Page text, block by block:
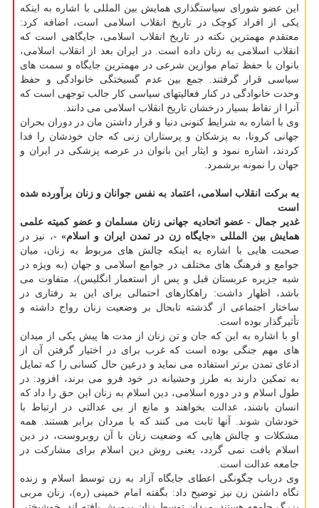
این عضو شورای سیاستگذاری همایش بین المللی با اشاره به اینکه
یکی از افراد کوچک در تاریخ انقلاب اسلامی است، اضافه کرد:
معتقدم مهمترین نکته در تاریخ انقلاب اسلامی، جایگاهی است که
انقلاب اسلامی به زنان داده است. در ایران بعد از انقلاب اسلامی،
بانوان با حفظ تمام موازین شرعی در مهمترین جایگاه و سمت های
سیاسی قرار گرفتند. جمع بین عدم گسیختگی خانوادگی و حفظ
وحدت خانوادگی در کنار فعالیتهای سیاسی کار جالب توجهی است که
آنرا از نقاط بسیار درخشان تاریخ انقلاب اسلامی می دانند.
وی با اشاره به شرایط کنونی دنیا و قرار داشتن مان در دوران بحران
جهانی کرونا، به پزشکان و پرستاران زنی که جان خودشان را فدا
کردند، اشاره نمود و ایثار این بانوان در عرصه پزشکی در ایران و
جهان را نمونه برشمرد.
به برکت انقلاب اسلامی، اعتماد به نفس جوانان و زنان برآورده شده
است
غدیر جمال - عضو اتحادیه جهانی زنان مسلمان و عضو کمیته علمی
همایش بین المللی «جایگاه زن در تمدن ایران و اسلام» -، نیز در
صحبت هایی با اشاره به اینکه چالش های مربوط به زنان، میان
جوامع و فرهنگ های مختلف در جوامع اسلامی و جهان (به ویژه در
شبه جزیره عربستان قبل و پس از استعمار انگلیس)، متفاوت می
باشد، اظهار داشت: راهکارهای احتمالی برای این بد رفتاری در
ساختار اجتماعی از گذشته تابحال بر وضعیت زنان رواج داشته و
تأثیرگذار بوده است.
او با اشاره به این که جان و تن زنان از مدت ها پیش یکی از میدان
های مهم جنگی بوده است که غرب برای در اختیار گرفتن آن از
ادعای تمدن برتر استفاده می نماید و درعین حال کسانی را که تمایل
به تمکین دارند به طرز وحشیانه در خود فرو می برند، افزود: در
طول اسلام و در دوره اسلامی، دین اسلام به زنان این حق را داد که
انسان باشند، عدالت بخواهند و مانع از بی عدالتی در ارتباط با
خودشان شوند. آنها ثابت می کنند که با مردان برابر هستند. همه
مشکلات و چالش هایی که وضعیت زنان با آن روبروست، در دین
اسلام یافت نمی گردد، یعنی روش دین اسلام برای مشارکت در
جامعه عدالت است.
وی درباب چگونگی اعطای جایگاه آزاد به زن توسط اسلام و زنده
نگاه داشتن زن نیز توضیح داد: بگفته امام خمینی (ره)، زنان مربی